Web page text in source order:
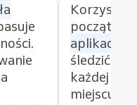
początku i
aplikację
śledzić
każdej
miejscu.